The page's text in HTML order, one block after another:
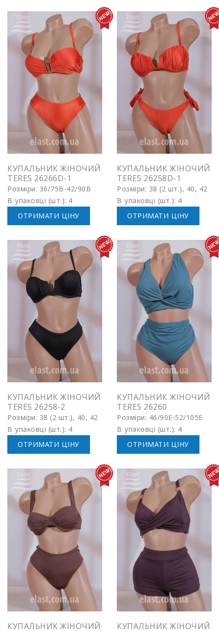
КУПАЛЬНИК ЖІНОЧИЙ
TERES 26266D-1
Розміри: 36/75B-42/90B
В упаковці (шт.): 4
ОТРИМАТИ ЦІНУ
КУПАЛЬНИК ЖІНОЧИЙ
TERES 26258D-1
Розміри: 38 (2 шт.), 40, 42
В упаковці (шт.): 4
ОТРИМАТИ ЦІНУ
КУПАЛЬНИК ЖІНОЧИЙ
TERES 26258-2
Розміри: 38 (2 шт.), 40, 42
В упаковці (шт.): 4
ОТРИМАТИ ЦІНУ
КУПАЛЬНИК ЖІНОЧИЙ
TERES 26260
Розміри: 46/90E-52/105E
В упаковці (шт.): 4
ОТРИМАТИ ЦІНУ
КУПАЛЬНИК ЖІНОЧИЙ
КУПАЛЬНИК ЖІНОЧИЙ